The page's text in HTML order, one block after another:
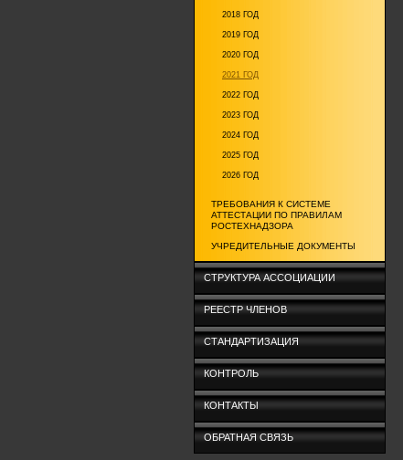
2018 ГОД
2019 ГОД
2020 ГОД
2021 ГОД
2022 ГОД
2023 ГОД
2024 ГОД
2025 ГОД
2026 ГОД
ТРЕБОВАНИЯ К СИСТЕМЕ
АТТЕСТАЦИИ ПО ПРАВИЛАМ
РОСТЕХНАДЗОРА
УЧРЕДИТЕЛЬНЫЕ ДОКУМЕНТЫ
СТРУКТУРА АССОЦИАЦИИ
РЕЕСТР ЧЛЕНОВ
СТАНДАРТИЗАЦИЯ
КОНТРОЛЬ
КОНТАКТЫ
ОБРАТНАЯ СВЯЗЬ